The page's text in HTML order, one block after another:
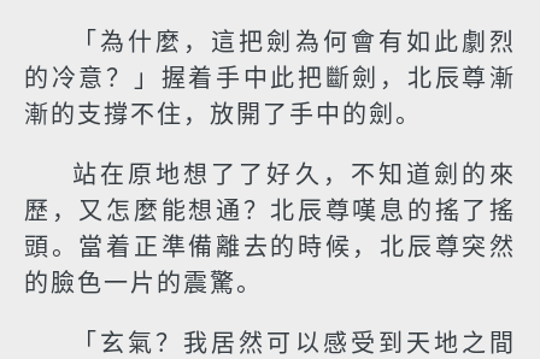
「為什麼，這把劍為何會有如此劇烈
的冷意？」握着手中此把斷劍，北辰尊漸
漸的支撐不住，放開了手中的劍。
站在原地想了了好久，不知道劍的來
歷，又怎麼能想通？北辰尊嘆息的搖了搖
頭。當着正準備離去的時候，北辰尊突然
的臉色一片的震驚。
「玄氣？我居然可以感受到天地之間